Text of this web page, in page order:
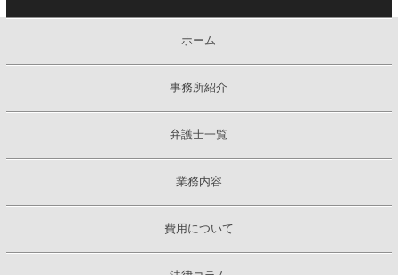
ホーム
事務所紹介
弁護士一覧
業務内容
費用について